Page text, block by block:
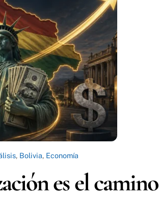
, Bolivia, Economía
es el camino